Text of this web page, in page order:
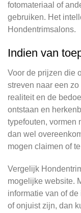
fotomateriaal of
gebruiken. Het
Hondentrimsalons.
Indien van
Voor de prijzen die
streven naar een
realiteit en de
ontstaan en
typefouten, vormen
dan wel
mogen claimen of
Vergelijk
mogelijke website.
informatie van of
of onjuist zijn, dan